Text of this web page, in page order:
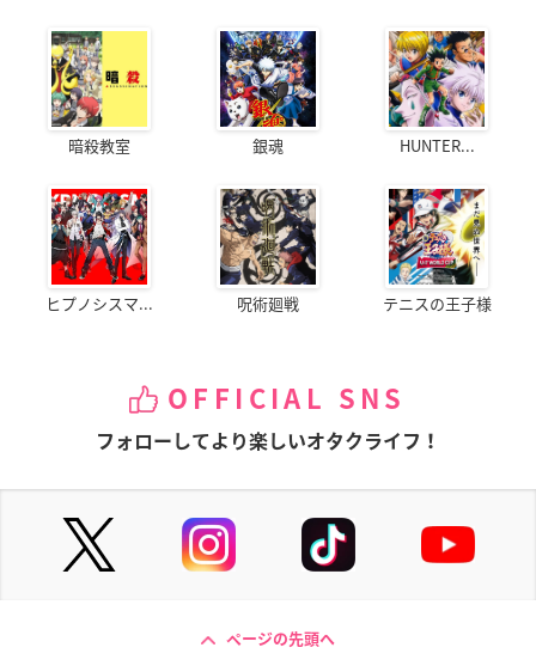
暗殺教室 銀魂 HUNTER...
ヒプノシスマ... 呪術廻戦 テニスの王子様
OFFICIAL SNS
フォローしてより楽しいオタクライフ！
ページの先頭へ